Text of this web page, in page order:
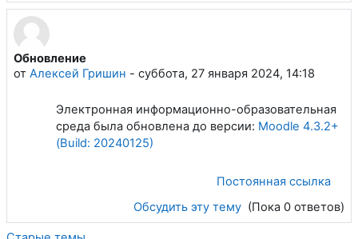
Обновление
от Алексей Гришин - суббота, 27 января 2024, 14:18
Электронная информационно-образовательная
среда была обновлена до версии: Moodle 4.3.2+
(Build: 20240125)
Постоянная ссылка
Обсудить эту тему (Пока 0 ответов)